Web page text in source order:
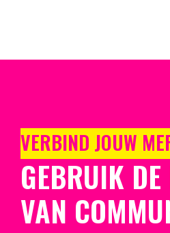
VERBIND JOUW
GEBRUIK
VAN